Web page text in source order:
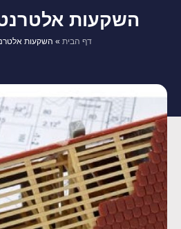
השקעות
דף הבית » השקעות